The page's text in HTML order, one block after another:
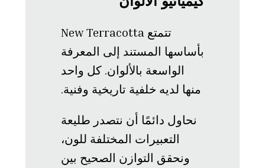
تتمتع New Terracotta
بأساسها المستند إلى المعرفة
الواسعة بالألوان. كل واحد
منها لديه خلفية تاريخية وفنية.
نحاول دائمًا أن نتصدر طليعة
التعبيرات المختلفة للون،
ونحقق التوازن الصحيح بين